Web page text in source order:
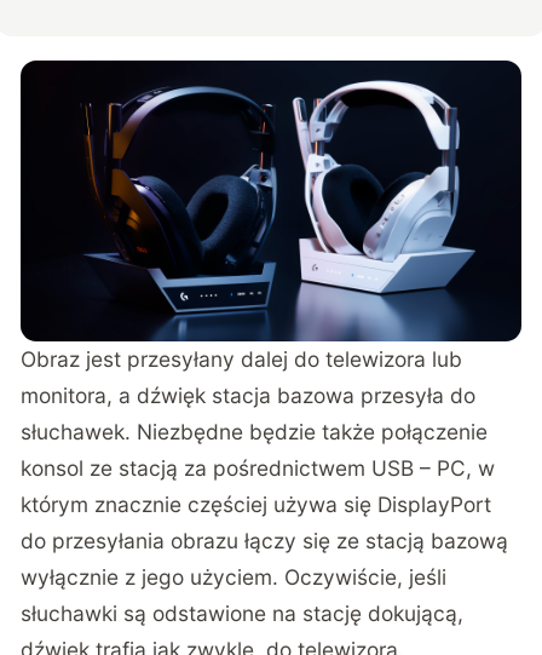
Obraz jest przesyłany dalej do telewizora lub
monitora, a dźwięk stacja bazowa przesyła do
słuchawek. Niezbędne będzie także połączenie
konsol ze stacją za pośrednictwem USB – PC, w
którym znacznie częściej używa się DisplayPort
do przesyłania obrazu łączy się ze stacją bazową
wyłącznie z jego użyciem. Oczywiście, jeśli
słuchawki są odstawione na stację dokującą,
dźwięk trafia jak zwykle, do telewizora.